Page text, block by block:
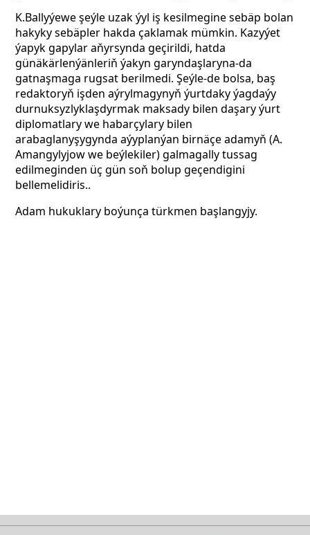
K.Ballyýewe şeýle uzak ýyl iş kesilmegine sebäp bolan
hakyky sebäpler hakda çaklamak mümkin. Kazyýet
ýapyk gapylar aňyrsynda geçirildi, hatda
günäkärlenýänleriň ýakyn garyndaşlaryna-da
gatnaşmaga rugsat berilmedi. Şeýle-de bolsa, baş
redaktoryň işden aýrylmagynyň ýurtdaky ýagdaýy
durnuksyzlyklaşdyrmak maksady bilen daşary ýurt
diplomatlary we habarçylary bilen
arabaglanyşygynda aýyplanýan birnäçe adamyň (A.
Amangylyjow we beýlekiler) galmagally tussag
edilmeginden üç gün soň bolup geçendigini
bellemelidiris..
Adam hukuklary boýunça türkmen başlangyjy.